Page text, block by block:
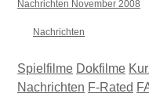
Nachrichten November 2008
Nachrichten
Spielfilme Dokfilme
Nachrichten F-Rated